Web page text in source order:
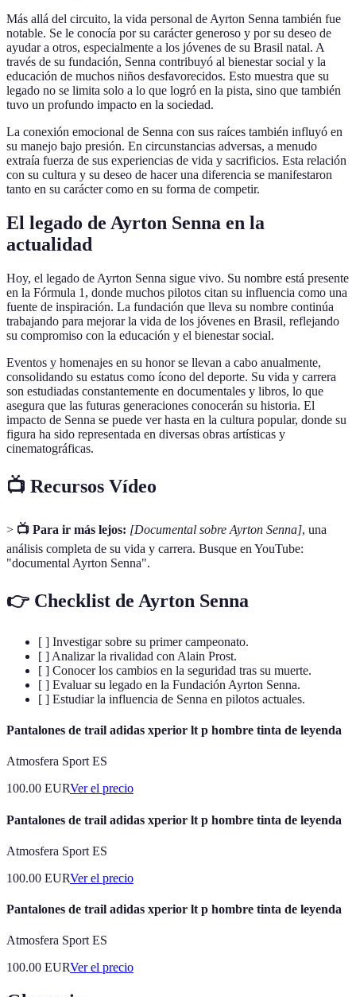
Más allá del circuito, la vida personal de Ayrton Senna también fue
notable. Se le conocía por su carácter generoso y por su deseo de
ayudar a otros, especialmente a los jóvenes de su Brasil natal. A
través de su fundación, Senna contribuyó al bienestar social y la
educación de muchos niños desfavorecidos. Esto muestra que su
legado no se limita solo a lo que logró en la pista, sino que también
tuvo un profundo impacto en la sociedad.
La conexión emocional de Senna con sus raíces también influyó en
su manejo bajo presión. En circunstancias adversas, a menudo
extraía fuerza de sus experiencias de vida y sacrificios. Esta relación
con su cultura y su deseo de hacer una diferencia se manifestaron
tanto en su carácter como en su forma de competir.
El legado de Ayrton Senna en la
actualidad
Hoy, el legado de Ayrton Senna sigue vivo. Su nombre está presente
en la Fórmula 1, donde muchos pilotos citan su influencia como una
fuente de inspiración. La fundación que lleva su nombre continúa
trabajando para mejorar la vida de los jóvenes en Brasil, reflejando
su compromiso con la educación y el bienestar social.
Eventos y homenajes en su honor se llevan a cabo anualmente,
consolidando su estatus como ícono del deporte. Su vida y carrera
son estudiadas constantemente en documentales y libros, lo que
asegura que las futuras generaciones conocerán su historia. El
impacto de Senna se puede ver hasta en la cultura popular, donde su
figura ha sido representada en diversas obras artísticas y
cinematográficas.
📺 Recursos Vídeo
> 📺 Para ir más lejos: [Documental sobre Ayrton Senna], una
análisis completa de su vida y carrera. Busque en YouTube:
"documental Ayrton Senna".
👉 Checklist de Ayrton Senna
[ ] Investigar sobre su primer campeonato.
[ ] Analizar la rivalidad con Alain Prost.
[ ] Conocer los cambios en la seguridad tras su muerte.
[ ] Evaluar su legado en la Fundación Ayrton Senna.
[ ] Estudiar la influencia de Senna en pilotos actuales.
Pantalones de trail adidas xperior lt p hombre tinta de leyenda
Atmosfera Sport ES
100.00 EURVer el precio
Pantalones de trail adidas xperior lt p hombre tinta de leyenda
Atmosfera Sport ES
100.00 EURVer el precio
Pantalones de trail adidas xperior lt p hombre tinta de leyenda
Atmosfera Sport ES
100.00 EURVer el precio